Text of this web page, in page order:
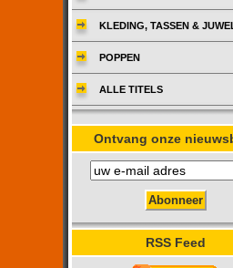
KLEDING, TASSEN &
POPPEN
ALLE TITELS
Ontvang onze
RSS Feed